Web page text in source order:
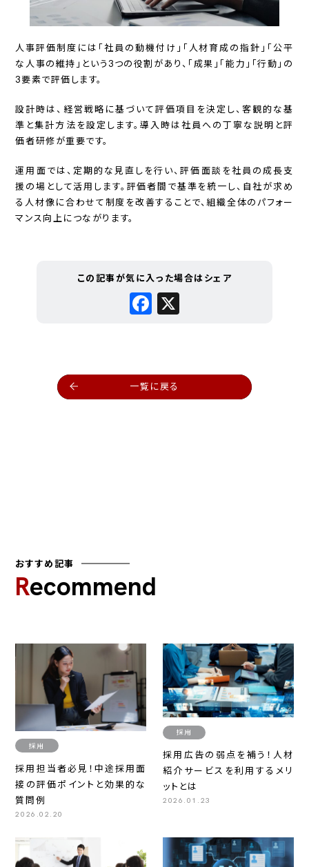
人事評価制度には「社員の動機付け」「人材育成の指針」「公平
な人事の維持」という3つの役割があり、「成果」「能力」「行動」の
3要素で評価します。
設計時は、経営戦略に基づいて評価項目を決定し、客観的な基
準と集計方法を設定します。導入時は社員への丁寧な説明と評
価者研修が重要です。
運用面では、定期的な見直しを行い、評価面談を社員の成長支
援の場として活用します。評価者間で基準を統一し、自社が求め
る人材像に合わせて制度を改善することで、組織全体のパフォー
マンス向上につながります。
この記事が気に入った場合はシェア
Facebook
一覧に戻る
おすすめ記事
Recommend
採用
採用担当者必見！中途採用面
接の評価ポイントと効果的な
質問例
2026.02.20
採用
採用広告の弱点を補う！人材
紹介サービスを利用するメリ
ットとは
2026.01.23